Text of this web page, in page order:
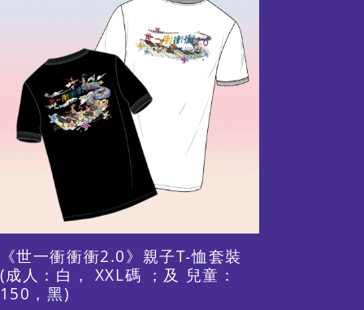
《世一衝衝衝2.0》親子T-恤套裝
(成人：白， XXL碼 ；及 兒童：
150，黑)